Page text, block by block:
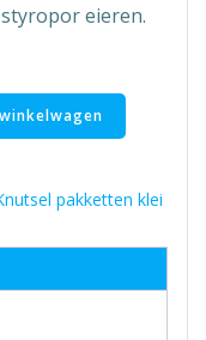
eieren.
pakketten klei